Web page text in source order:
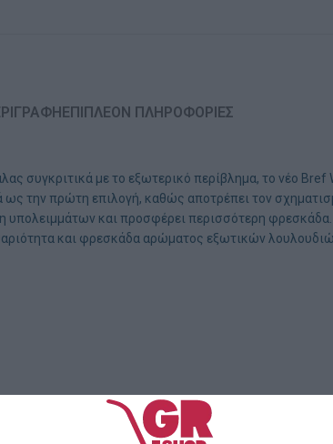
ΕΠΙΠΛΈΟΝ ΠΛΗΡΟΦΟΡΊΕΣ
με το εξωτερικό περίβλημα, το νέο Bref
ως την πρώτη επιλογή, καθώς αποτρέπει τον
και προσφέρει περισσότερη
και φρεσκάδα αρώματος εξωτικών